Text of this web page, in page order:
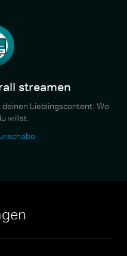
streamen
Lieblingscontent. Wo
willst.